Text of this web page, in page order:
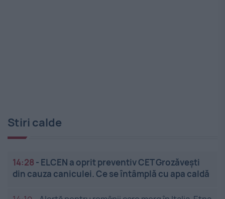
Stiri calde
14:28 - ELCEN a oprit preventiv CET Grozăveşti
din cauza caniculei. Ce se întâmplă cu apa caldă